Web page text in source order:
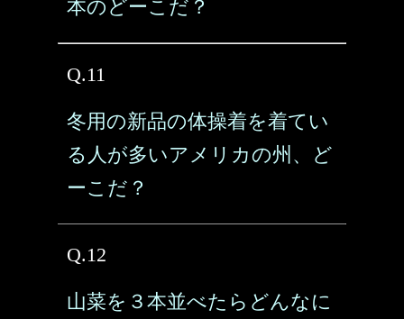
本のどーこだ？
Q.11
冬用の新品の体操着を着てい
る人が多いアメリカの州、ど
ーこだ？
Q.12
山菜を３本並べたらどんなに